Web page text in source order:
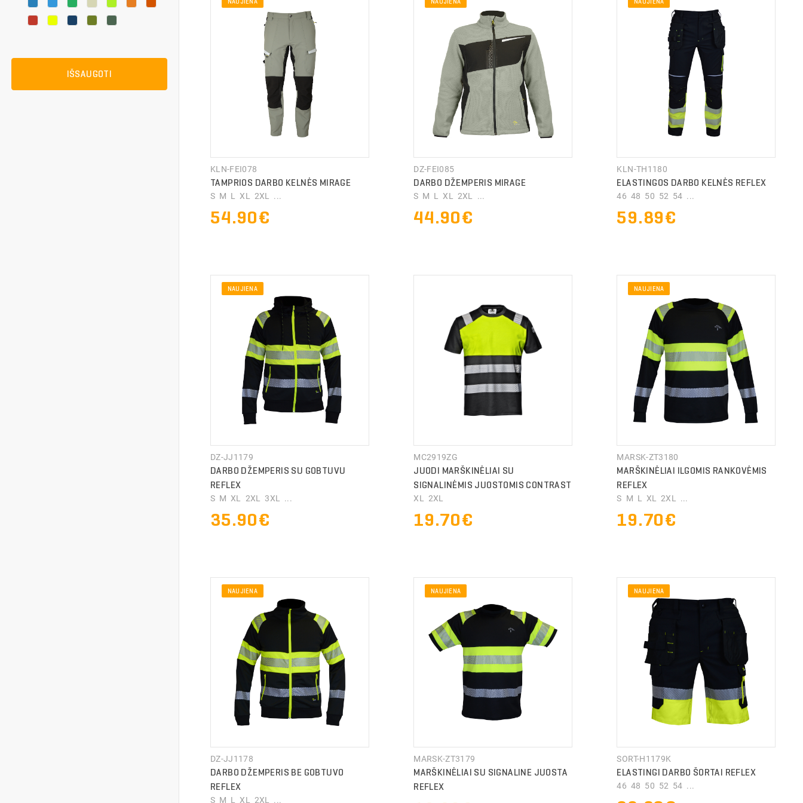
Pakavimo medžiagos
KLN-FEI078
TAMPRIOS DARBO KELNĖS MIRAGE
S M L XL 2XL ...
54.90€
DZ-FEI085
DARBO DŽEMPERIS MIRAGE
S M L XL 2XL ...
44.90€
KLN-TH1180
ELASTINGOS DARBO KELNĖS REFLEX
46 48 50 52 54 ...
59.89€
DZ-JJ1179
DARBO DŽEMPERIS SU GOBTUVU
REFLEX
S M XL 2XL 3XL ...
35.90€
NAUJIENA
MC2919ZG
JUODI MARŠKINĖLIAI SU
SIGNALINĖMIS JUOSTOMIS CONTRAST
XL 2XL
19.70€
MARSK-ZT3180
MARŠKINĖLIAI ILGOMIS RANKOVĖMIS
REFLEX
S M L XL 2XL ...
19.70€
NAUJIENA
DZ-JJ1178
DARBO DŽEMPERIS BE GOBTUVO
REFLEX
S M L XL 2XL ...
NAUJIENA
MARSK-ZT3179
MARŠKINĖLIAI SU SIGNALINE JUOSTA
REFLEX
NAUJIENA
SORT-H1179K
ELASTINGI DARBO ŠORTAI REFLEX
46 48 50 52 54 ...
NAUJIENA
IŠSAUGOTI
PRISTATYMO INFORMACIJA
PRISTATYMO INFORMACIJA